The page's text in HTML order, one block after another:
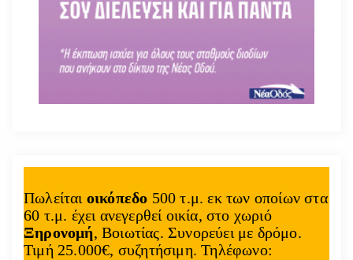
Πωλείται οικόπεδο 500 τ.μ. εκ των οποίων στα
60 τ.μ. έχει ανεγερθεί οικία, στο χωριό
Ξηρονομή, Βοιωτίας. Συνορεύει με δρόμο.
Τιμή 25.000€, συζητήσιμη. Τηλέφωνο: